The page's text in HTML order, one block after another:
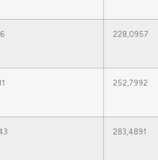
228,0957
252,7992
283,4891